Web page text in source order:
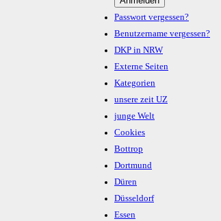
Passwort vergessen?
Benutzername vergessen?
DKP in NRW
Externe Seiten
Kategorien
unsere zeit UZ
junge Welt
Cookies
Bottrop
Dortmund
Düren
Düsseldorf
Essen